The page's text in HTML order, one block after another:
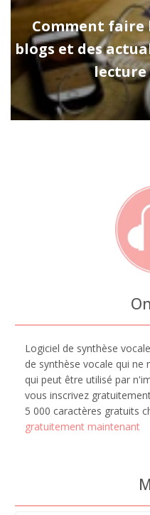
Comment
blogs et des
lecture
Logiciel de synthèse
de synthèse vocale qui ne
qui peut être utilisé par
vous inscrivez
5 000 caractères gratuits
gratuitement maintenant